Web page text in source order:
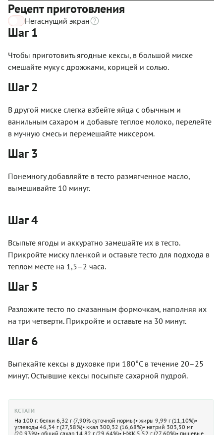
Рецепт приготовления
Негаснущий экран
Шаг 1
Чтобы приготовить ягодные кексы, в большой миске
смешайте муку с дрожжами, корицей и солью.
Шаг 2
В другой миске слегка взбейте яйца с обычным и
ванильным сахаром и добавьте теплое молоко, перелейте
в мучную смесь и перемешайте миксером.
Шаг 3
Понемногу добавляйте в тесто размягченное масло,
вымешивайте 10 минут.
Шаг 4
Всыпьте ягоды и аккуратно замешайте их в тесто.
Прикройте миску пленкой и оставьте тесто для подхода в
теплом месте на 1,5–2 часа.
Шаг 5
Разложите тесто по смазанным формочкам, наполняя их
на три четверти. Прикройте и оставьте на 30 минут.
Шаг 6
Выпекайте кексы в духовке при 180°C в течение 20–25
минут. Остывшие кексы посыпьте сахарной пудрой.
КСТАТИ
На 100 г: белки 6,32 г (7,90% суточной нормы)• жиры 9,99 г (11,10%)•
углеводы 46,34 г (27,58%)• ккал 300,32 (16,68%)• натрий 303,50 мг
(20,93%)• общий сахар 14,82 г (29,64%)• НЖК 5,52 г (27,60%)• пищевые